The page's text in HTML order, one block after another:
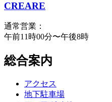
CREARE
通常営業：
午前11時00分〜午後8時
総合案内
アクセス
地下駐車場